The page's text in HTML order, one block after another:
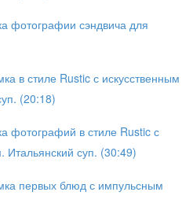
фотографии сэндвича для
в стиле Rustic с искусственным
(20:18)
фотографий в стиле Rustic с
Итальянский суп. (30:49)
первых блюд с импульсным